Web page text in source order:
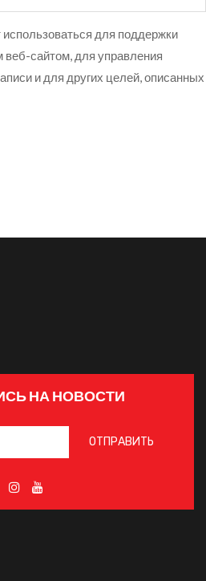
для поддержки
веб-сайтом, для управления
и для других целей, описанных
НА НОВОСТИ